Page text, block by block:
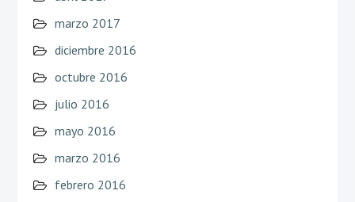
marzo 2017
diciembre 2016
octubre 2016
julio 2016
mayo 2016
marzo 2016
febrero 2016